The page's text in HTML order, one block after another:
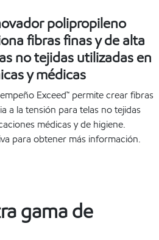
polipropileno
fibras finas y de alta
no tejidas utilizadas en
y médicas
Exceed™ permite crear fibras
a la tensión para telas no tejidas
médicas y de higiene.
para obtener más información.
gama de